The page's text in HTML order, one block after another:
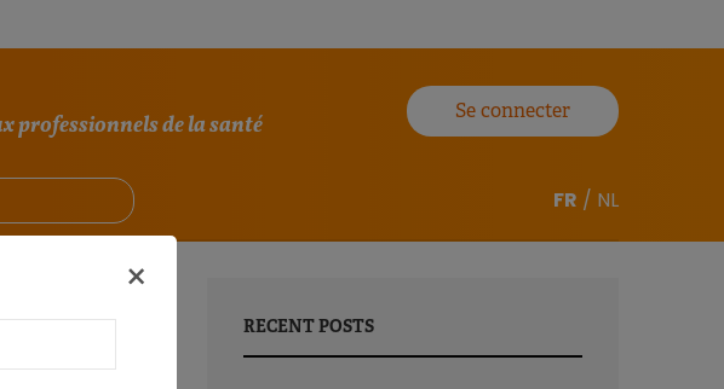
professionnels de la santé
Se connecter
FR / NL
de sommeil
RECENT POSTS
×